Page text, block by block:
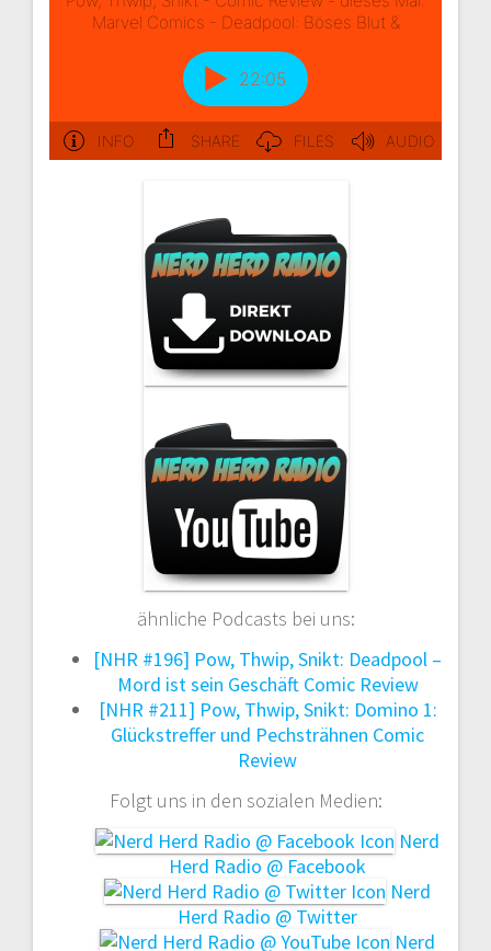
ähnliche Podcasts bei uns:
[NHR #196] Pow, Thwip, Snikt: Deadpool –
Mord ist sein Geschäft Comic Review
[NHR #211] Pow, Thwip, Snikt: Domino 1:
Glückstreffer und Pechsträhnen Comic
Review
Folgt uns in den sozialen Medien:
Nerd
Herd Radio @ Facebook
Nerd
Herd Radio @ Twitter
Nerd